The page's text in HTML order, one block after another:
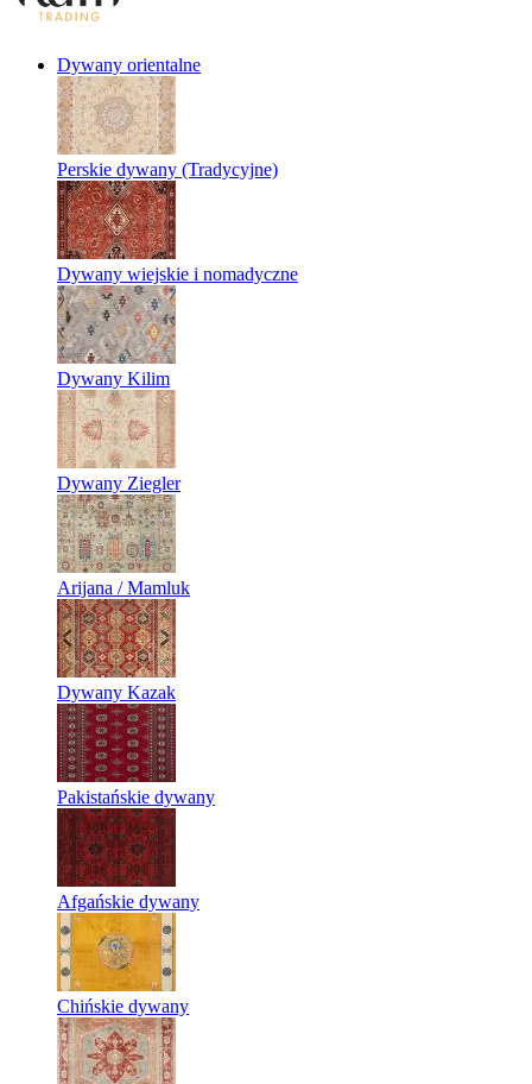
Dywany orientalne
Perskie dywany (Tradycyjne)
Dywany wiejskie i nomadyczne
Dywany Kilim
Dywany Ziegler
Arijana / Mamluk
Dywany Kazak
Pakistańskie dywany
Afgańskie dywany
Chińskie dywany